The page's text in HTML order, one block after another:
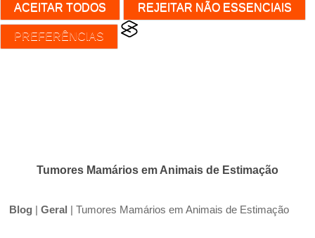
ACEITAR TODOS REJEITAR NÃO ESSENCIAIS
PREFERÊNCIAS
Tumores Mamários em Animais de Estimação
Blog |Geral |Tumores Mamários em Animais de Estimação